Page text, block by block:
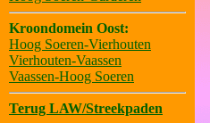
Kroondomein Oost:
Hoog Soeren-Vierhouten
Vierhouten-Vaassen
Vaassen-Hoog Soeren
Terug LAW/Streekpaden